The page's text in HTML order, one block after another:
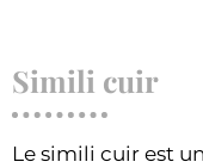
Simili cuir
Le simili cuir est